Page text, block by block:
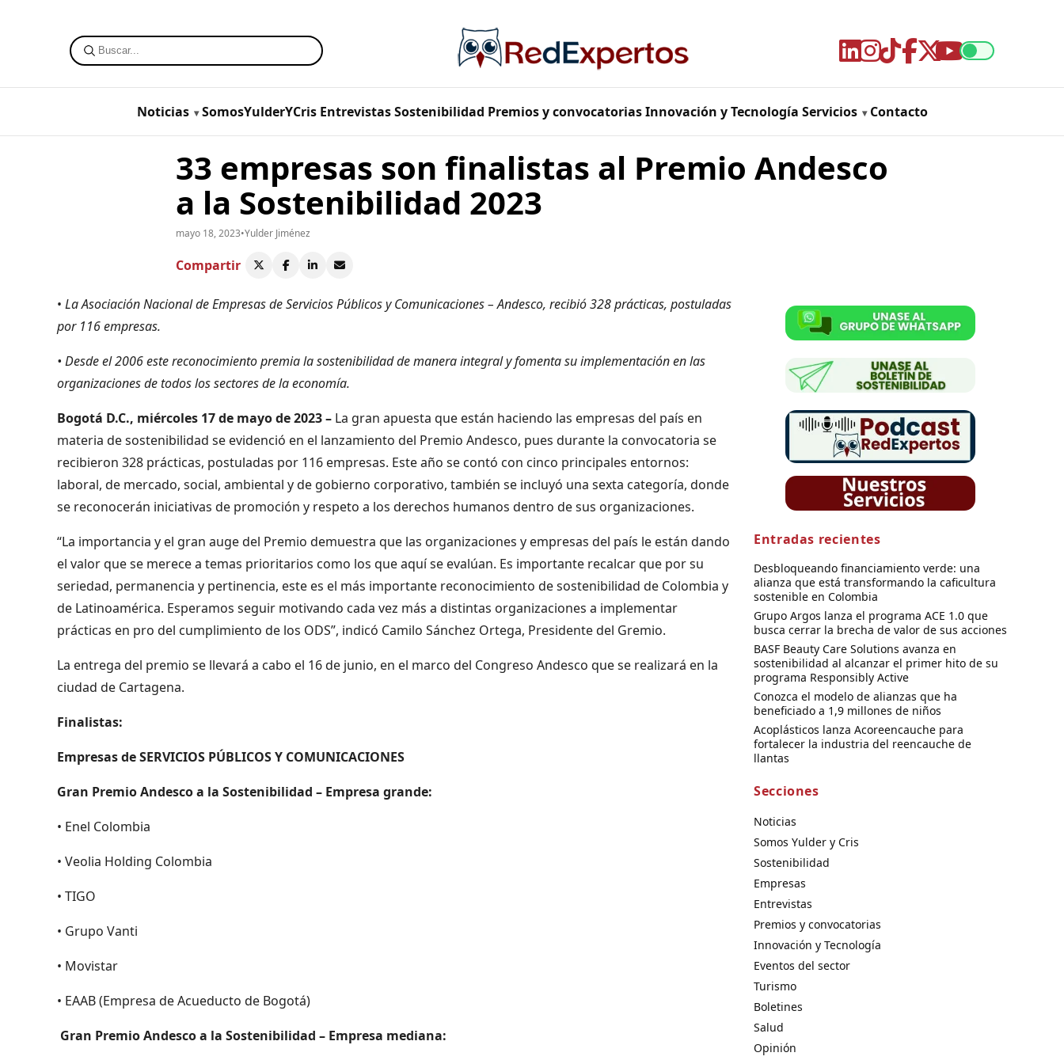
Noticias SomosYulderYCris Entrevistas Sostenibilidad Premios y convocatorias Innovación y Tecnología Servicios Contacto
33 empresas son finalistas al Premio Andesco
a la Sostenibilidad 2023
mayo 18, 2023•Yulder Jiménez
Compartir
• La Asociación Nacional de Empresas de Servicios Públicos y Comunicaciones – Andesco, recibió 328 prácticas, postuladas
por 116 empresas.
• Desde el 2006 este reconocimiento premia la sostenibilidad de manera integral y fomenta su implementación en las
organizaciones de todos los sectores de la economía.
Bogotá D.C., miércoles 17 de mayo de 2023 – La gran apuesta que están haciendo las empresas del país en
materia de sostenibilidad se evidenció en el lanzamiento del Premio Andesco, pues durante la convocatoria se
recibieron 328 prácticas, postuladas por 116 empresas. Este año se contó con cinco principales entornos:
laboral, de mercado, social, ambiental y de gobierno corporativo, también se incluyó una sexta categoría, donde
se reconocerán iniciativas de promoción y respeto a los derechos humanos dentro de sus organizaciones.
“La importancia y el gran auge del Premio demuestra que las organizaciones y empresas del país le están dando
el valor que se merece a temas prioritarios como los que aquí se evalúan. Es importante recalcar que por su
seriedad, permanencia y pertinencia, este es el más importante reconocimiento de sostenibilidad de Colombia y
de Latinoamérica. Esperamos seguir motivando cada vez más a distintas organizaciones a implementar
prácticas en pro del cumplimiento de los ODS”, indicó Camilo Sánchez Ortega, Presidente del Gremio.
La entrega del premio se llevará a cabo el 16 de junio, en el marco del Congreso Andesco que se realizará en la
ciudad de Cartagena.
Finalistas:
Empresas de SERVICIOS PÚBLICOS Y COMUNICACIONES
Gran Premio Andesco a la Sostenibilidad – Empresa grande:
• Enel Colombia
• Veolia Holding Colombia
• TIGO
• Grupo Vanti
• Movistar
• EAAB (Empresa de Acueducto de Bogotá)
Gran Premio Andesco a la Sostenibilidad – Empresa mediana:
Entradas recientes
Desbloqueando financiamiento verde: una
alianza que está transformando la caficultura
sostenible en Colombia
Grupo Argos lanza el programa ACE 1.0 que
busca cerrar la brecha de valor de sus acciones
BASF Beauty Care Solutions avanza en
sostenibilidad al alcanzar el primer hito de su
programa Responsibly Active
Conozca el modelo de alianzas que ha
beneficiado a 1,9 millones de niños
Acoplásticos lanza Acoreencauche para
fortalecer la industria del reencauche de
llantas
Secciones
Noticias
Somos Yulder y Cris
Sostenibilidad
Empresas
Entrevistas
Premios y convocatorias
Innovación y Tecnología
Eventos del sector
Turismo
Boletines
Salud
Opinión